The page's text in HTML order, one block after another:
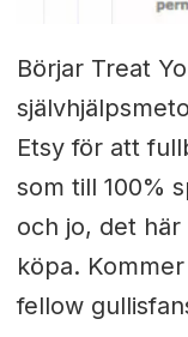
Börjar Treat
Etsy för att
som till 100%
och jo, det
köpa.
fellow